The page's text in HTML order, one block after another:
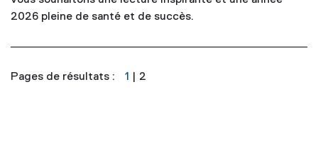
2026 pleine de santé et de succès.
Pages de résultats : 1 2